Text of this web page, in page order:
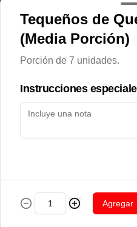
Tequeños de
(Media Porción)
Porción de 7 unidades.
Instrucciones
Agregar